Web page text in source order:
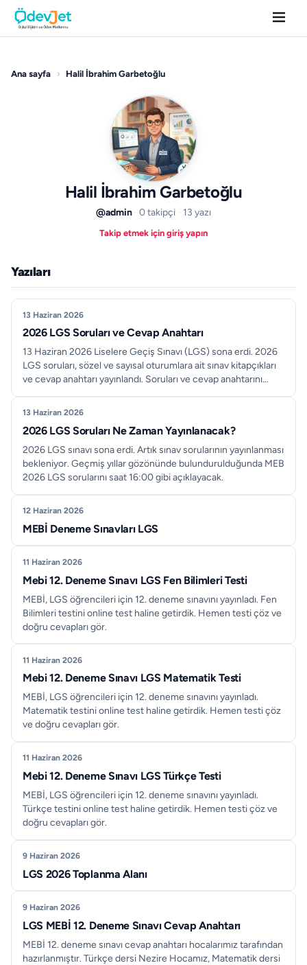
Ana sayfa › Halil İbrahim Garbetoğlu
ÖdevJet
öğretmeni
Halil İbrahim Garbetoğlu
@admin · 0 takipçi · 13 yazı
Takip etmek için giriş yapın
Yazıları
13 Haziran 2026
2026 LGS Soruları ve Cevap Anahtarı
13 Haziran 2026 Liselere Geçiş Sınavı (LGS) sona erdi. 2026
LGS soruları, sözel ve sayısal oturumlara ait sınav kitapçıkları
ve cevap anahtarı yayınlandı. Soruları ve cevap anahtarını
13 Haziran 2026
2026 LGS Soruları Ne Zaman Yayınlanacak?
2026 LGS sınavı sona erdi. Artık sınav sorularının yayınlanması
bekleniyor. Geçmiş yıllar gözönünde bulundurulduğunda MEB
2026 LGS sorularını saat 16:00 gibi açıklayacak.
12 Haziran 2026
MEBİ Deneme Sınavları LGS
11 Haziran 2026
Mebi 12. Deneme Sınavı LGS Fen Bilimleri Testi
MEBİ, LGS öğrencileri için 12. deneme sınavını yayınladı. Fen
Bilimleri testini online test haline getirdik. Hemen testi çöz ve
doğru cevapları gör.
11 Haziran 2026
Mebi 12. Deneme Sınavı LGS Matematik Testi
MEBİ, LGS öğrencileri için 12. deneme sınavını yayınladı.
Matematik testini online test haline getirdik. Hemen testi çöz
ve doğru cevapları gör.
11 Haziran 2026
Mebi 12. Deneme Sınavı LGS Türkçe Testi
MEBİ, LGS öğrencileri için 12. deneme sınavını yayınladı.
Türkçe testini online test haline getirdik. Hemen testi çöz ve
doğru cevapları gör.
9 Haziran 2026
LGS 2026 Toplanma Alanı
9 Haziran 2026
LGS MEBİ 12. Deneme Sınavı Cevap Anahtarı
MEBİ 12. deneme sınavı cevap anahtarı hocalarımız tarafından
hazırlanmıştır. Türkçe dersi Nezire Hocamız, Matematik dersi